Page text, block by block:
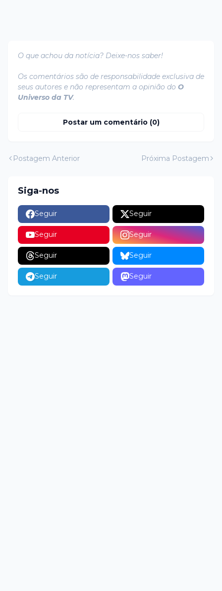
O que achou da notícia? Deixe-nos saber!
Os comentários são de responsabilidade exclusiva de
seus autores e não representam a opinião do O
Universo da TV.
Postar um comentário (0)
Postagem Anterior Próxima Postagem
Siga-nos
Seguir Seguir
Seguir Seguir
Seguir Seguir
Seguir Seguir